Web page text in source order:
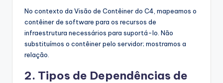
No contexto da Visão de Contêiner do C4, mapeamos o
contêiner de software para os recursos de
infraestrutura necessários para suportá-lo. Não
substituímos o contêiner pelo servidor; mostramos a
relação.
2. Tipos de Dependências de